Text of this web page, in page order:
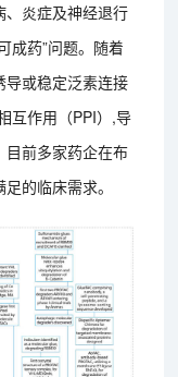
、炎症及神经退行
成药”问题。随着
导或稳定泛素连接
互作用（PPI）,导
目前多家药企在布
的临床需求。